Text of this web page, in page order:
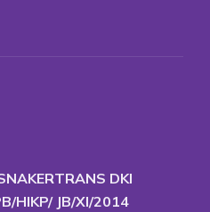
DKI
HIKP/ JB/XI/2014